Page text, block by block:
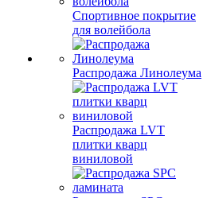
Спортивное покрытие
для волейбола
Распродажа Линолеума
Распродажа LVT
плитки кварц
виниловой